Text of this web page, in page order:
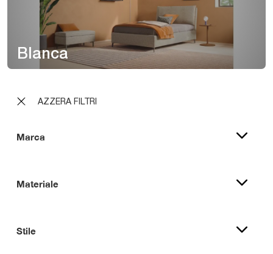
AZZERA FILTRI
Marca
Materiale
Stile
Blanca